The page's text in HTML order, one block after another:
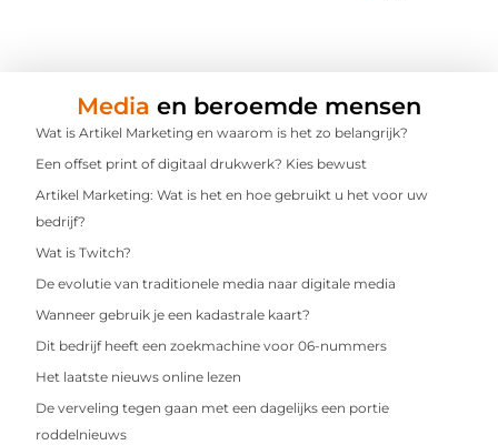
Media en beroemde mensen
Wat is Artikel Marketing en waarom is het zo belangrijk?
Een offset print of digitaal drukwerk? Kies bewust
Artikel Marketing: Wat is het en hoe gebruikt u het voor uw
bedrijf?
Wat is Twitch?
De evolutie van traditionele media naar digitale media
Wanneer gebruik je een kadastrale kaart?
Dit bedrijf heeft een zoekmachine voor 06-nummers
Het laatste nieuws online lezen
De verveling tegen gaan met een dagelijks een portie
roddelnieuws